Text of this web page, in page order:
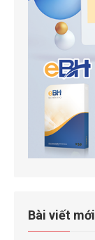
Bài viết